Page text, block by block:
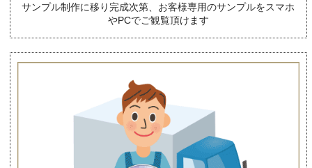
サンプル制作に移り完成次第、お客様専用のサンプルをスマホ
やPCでご観覧頂けます